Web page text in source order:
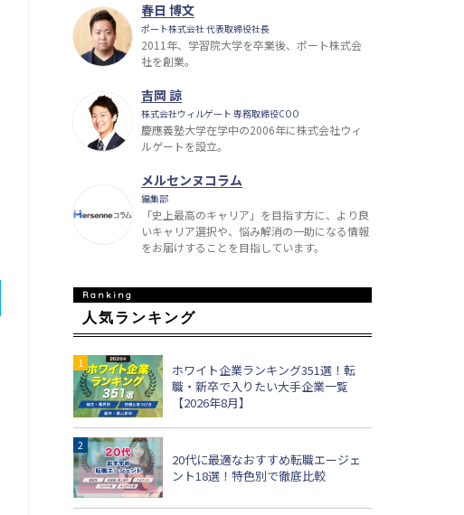
春日 博文
ポート株式会社 代表取締役社長
2011年、学習院大学を卒業後、ポート株式会
社を創業。
吉岡 諒
株式会社ウィルゲート 専務取締役COO
慶應義塾大学在学中の2006年に株式会社ウィ
ルゲートを設立。
メルセンヌコラム
編集部
「史上最高のキャリア」を目指す方に、より良
いキャリア選択や、悩み解消の一助になる情報
をお届けすることを目指しています。
人気ランキング
ホワイト企業ランキング351選！転
職・新卒で入りたい大手企業一覧
【2026年8月】
20代に最適なおすすめ転職エージェ
ント18選！特色別で徹底比較